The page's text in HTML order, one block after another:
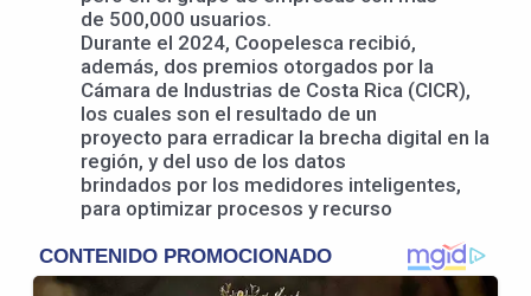
de 500,000 usuarios.
Durante el 2024, Coopelesca recibió,
además, dos premios otorgados por la
Cámara de Industrias de Costa Rica (CICR),
los cuales son el resultado de un
proyecto para erradicar la brecha digital en la
región, y del uso de los datos
brindados por los medidores inteligentes,
para optimizar procesos y recurso